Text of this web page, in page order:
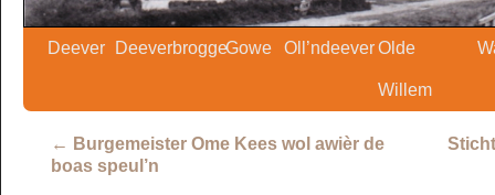
Deever DeeverbroggeGowe Oll’ndeeverOlde
Willem
← Burgemeister Ome Kees wol awièr de
boas speul’n